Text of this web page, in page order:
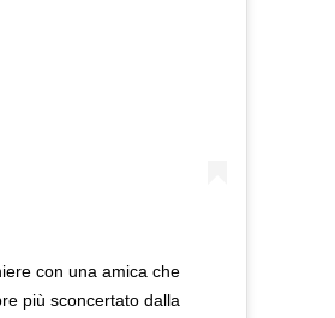
con una amica che
più sconcertato dalla